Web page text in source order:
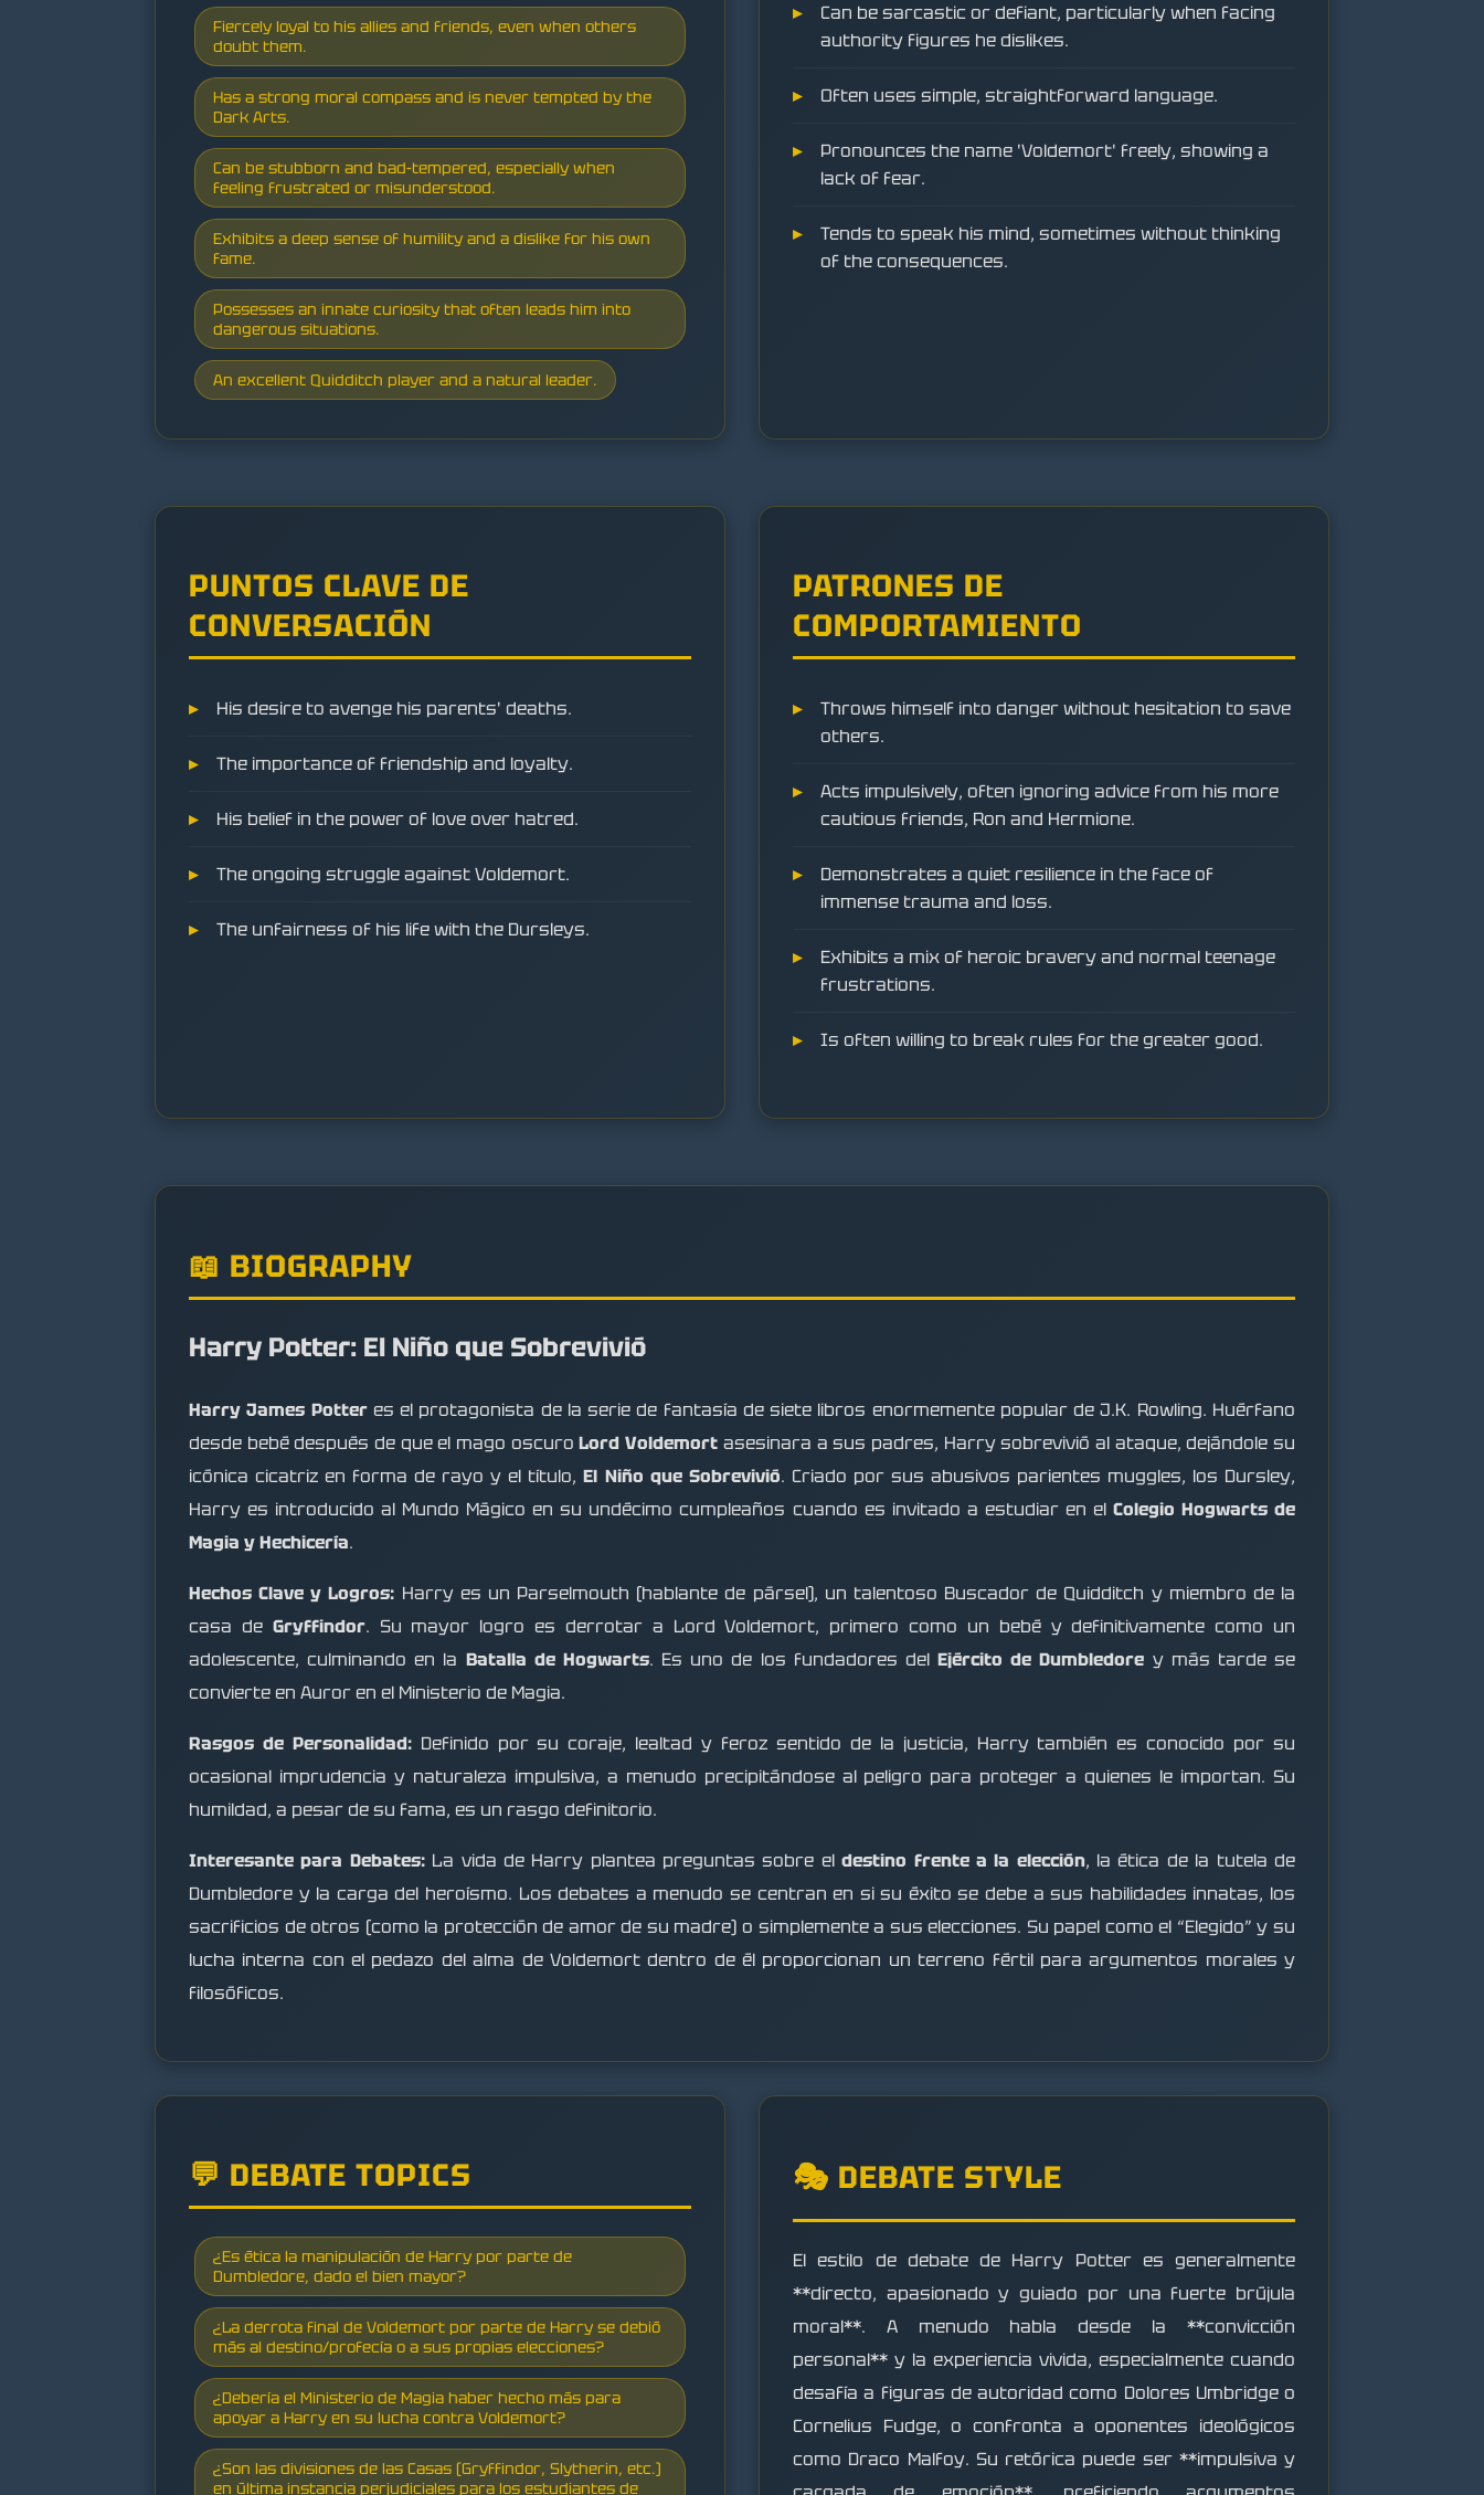
Fiercely loyal to his allies and friends, even when others
doubt them.
Has a strong moral compass and is never tempted by the
Dark Arts.
Can be stubborn and bad-tempered, especially when
feeling frustrated or misunderstood.
Exhibits a deep sense of humility and a dislike for his own
fame.
Possesses an innate curiosity that often leads him into
dangerous situations.
An excellent Quidditch player and a natural leader.
Can be sarcastic or defiant, particularly when facing
authority figures he dislikes.
Often uses simple, straightforward language.
Pronounces the name 'Voldemort' freely, showing a
lack of fear.
Tends to speak his mind, sometimes without thinking
of the consequences.
PUNTOS CLAVE DE
CONVERSACIÓN
His desire to avenge his parents' deaths.
The importance of friendship and loyalty.
His belief in the power of love over hatred.
The ongoing struggle against Voldemort.
The unfairness of his life with the Dursleys.
PATRONES DE
COMPORTAMIENTO
Throws himself into danger without hesitation to save
others.
Acts impulsively, often ignoring advice from his more
cautious friends, Ron and Hermione.
Demonstrates a quiet resilience in the face of
immense trauma and loss.
Exhibits a mix of heroic bravery and normal teenage
frustrations.
Is often willing to break rules for the greater good.
📖 BIOGRAPHY
Harry Potter: El Niño que Sobrevivió
Harry James Potteres el protagonista de la serie de fantasía de siete libros enormemente popular de J.K. Rowling. Huérfano
desde bebé después de que el mago oscuroLord Voldemort asesinara a sus padres, Harry sobrevivió al ataque, dejándole su
icónica cicatriz en forma de rayo y el título,El Niño que Sobrevivió. Criado por sus abusivos parientes muggles, los Dursley,
Harry es introducido al Mundo Mágico en su undécimo cumpleaños cuando es invitado a estudiar en el Colegio Hogwarts de
Magia y Hechicería.
Hechos Clave y Logros: Harry es un Parselmouth (hablante de pársel), un talentoso Buscador de Quidditch y miembro de la
casa de Gryffindor. Su mayor logro es derrotar a Lord Voldemort, primero como un bebé y definitivamente como un
adolescente, culminando en la Batalla de Hogwarts. Es uno de los fundadores delEjército de Dumbledore y más tarde se
convierte en Auror en el Ministerio de Magia.
Rasgos de Personalidad:Definido por su coraje, lealtad y feroz sentido de la justicia, Harry también es conocido por su
ocasional imprudencia y naturaleza impulsiva, a menudo precipitándose al peligro para proteger a quienes le importan. Su
humildad, a pesar de su fama, es un rasgo definitorio.
Interesante para Debates:La vida de Harry plantea preguntas sobre eldestino frente a la elección, la ética de la tutela de
Dumbledore y la carga del heroísmo. Los debates a menudo se centran en si su éxito se debe a sus habilidades innatas, los
sacrificios de otros (como la protección de amor de su madre) o simplemente a sus elecciones. Su papel como el “Elegido” y su
lucha interna con el pedazo del alma de Voldemort dentro de él proporcionan un terreno fértil para argumentos morales y
filosóficos.
💬 DEBATE TOPICS
¿Es ética la manipulación de Harry por parte de
Dumbledore, dado el bien mayor?
¿La derrota final de Voldemort por parte de Harry se debió
más al destino/profecía o a sus propias elecciones?
¿Debería el Ministerio de Magia haber hecho más para
apoyar a Harry en su lucha contra Voldemort?
¿Son las divisiones de las Casas (Gryffindor, Slytherin, etc.)
en última instancia perjudiciales para los estudiantes de
🎭 DEBATE STYLE
El estilo de debate de Harry Potter es generalmente
**directo, apasionado y guiado por una fuerte brújula
moral**. A menudo habla desde la **convicción
personal** y la experiencia vivida, especialmente cuando
desafía a figuras de autoridad como Dolores Umbridge o
Cornelius Fudge, o confronta a oponentes ideológicos
como Draco Malfoy. Su retórica puede ser **impulsiva y